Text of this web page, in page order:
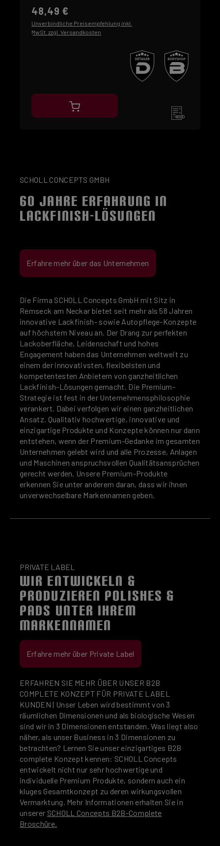
48,49 €
Unverbindliche Preisempfehlung inkl.
MwSt. zzgl. Versandkosten
SCHOLL CONCEPTS GMBH
60 JAHRE ERFAHRUNG IN
LACKFINISH-LÖSUNGEN
Erfahre mehr über das Unternehmen
Die Firma SCHOLL Concepts GmbH mit Sitz in
Remseck am Neckar bietet seit mehr als 58 Jahren
innovative Lackfinish- sowie Autopflege-Konzepte
auf höchstem Niveau an. Der Drang zur perfekten
Lackoberfläche, Leidenschaft und hohes
Engagement haben das Unternehmen weltweit zu
einem der innovativsten, flexibelsten und
kompetentesten Anbietern von ganzheitlichen
Lackfinish-Lösungen gemacht. Die Premium-
Strategie ist fest in der Unternehmensphilosophie
verankert. Dabei verfolgen wir einen ganzheitlichen
Ansatz. Qualitativ hochwertige, innovative und
einzigartige Produkte und Konzepte können nur dann
entstehen, wenn der Premium-Gedanke im gesamten
Unternehmen gelebt wird und alle Prozesse, Anlagen
und Maschinen anspruchsvollen Qualitätsansprüchen
gerecht werden. Unsere Premium-Produkte
erkennen Sie unter anderem daran, dass wir ihnen
unverwechselbare Markennamen geben.
PRIVATE LABEL
WIR ENTWICKELN &
PRODUZIEREN POLISHES &
PADS UNTER IHREM
MARKENNAMEN
Erfahre mehr über Private Label
ERFAHREN SIE MEHR ÜBER UNSER B2B
COMPLETE KONZEPT FÜR PRIVATE LABEL
KUNDEN | Unser Leben wird bestimmt von 3
räumlichen Dimensionen und als biologische Wesen
sind wir in 3 Dimensionen entstanden. Was liegt also
näher, als unser Business in 3 Dimensionen zu
betrachten? Lernen Sie unser einzigartiges B2B
complete Konzept kennen: SCHOLL Concepts
entwickelt nicht nur sehr hochwertige und
individuelle Premium Produkte, sondern auch ein
kluges Gesamtkonzept zu deren wirkungsvollen
Vermarktung. Mehr Informationen erhalten Sie in
unserer SCHOLL Concepts B2B-Complete
Broschüre.